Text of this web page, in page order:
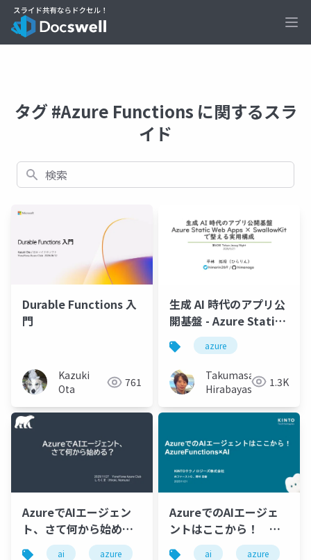
タグ #Azure Functions に関するスラ
イド
検索
Durable Functions 入
門
Kazuki
Ota
761
生成 AI 時代のアプリ公
開基盤 - Azure Static
Web Apps ×
SwallowKit で整える
実用構成
azure
Takumasa
Hirabayashi
1.3K
AzureでAIエージェン
ト、さて何から始め
る？
ai azure
AzureでのAIエージェ
ントはここから！
Azure Functions × AI
ai azure